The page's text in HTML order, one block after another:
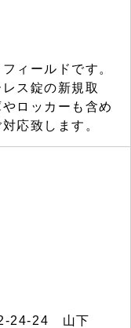
ィールドです。
ス錠の新規取
ロッカーも含め
応致します。
24-24 山下